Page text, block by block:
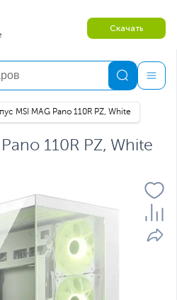
Скачать
MSI MAG Pano 110R PZ, White
110R PZ, White